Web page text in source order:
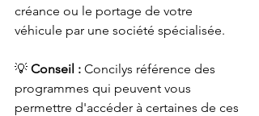
créance ou le portage de votre
véhicule par une société spécialisée.
💡 Conseil : Concilys référence des
programmes qui peuvent vous
permettre d'accéder à certaines de ces